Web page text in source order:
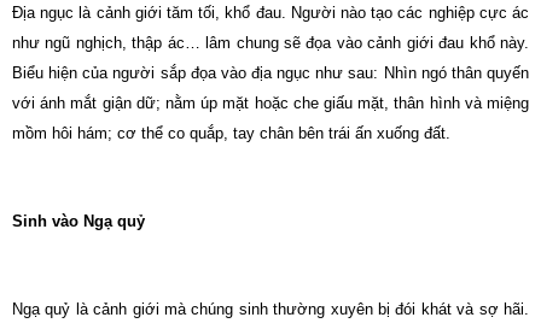
Địa ngục là cảnh giới tăm tối, khổ đau. Người nào tạo các nghiệp cực ác
như ngũ nghịch, thập ác… lâm chung sẽ đọa vào cảnh giới đau khổ này.
Biểu hiện của người sắp đọa vào địa ngục như sau: Nhìn ngó thân quyến
với ánh mắt giận dữ; nằm úp mặt hoặc che giấu mặt, thân hình và miệng
mồm hôi hám; cơ thể co quắp, tay chân bên trái ấn xuống đất.
Sinh vào Ngạ quỷ
Ngạ quỷ là cảnh giới mà chúng sinh thường xuyên bị đói khát và sợ hãi.